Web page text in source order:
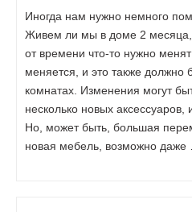
Иногда нам нужно немного
Живем ли мы в доме 2 месяца,
от времени что-то нужно
меняется, и это также должно
комнатах. Изменения могут
несколько новых
Но, может быть, большая
новая мебель, возможно даже